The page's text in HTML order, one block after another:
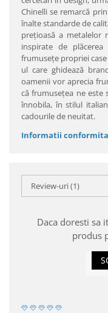
Chinelli se remarcă
înalte standarde de
preţioasă a metalelor
inspirate de
frumuseţe propriei
ul care ghidează
oamenii vor aprecia
că frumuseţea ne
înnobila, în stilul
cadourile de neuitat.
Informatii
Review-uri(1)
Daca doresti sa
produs